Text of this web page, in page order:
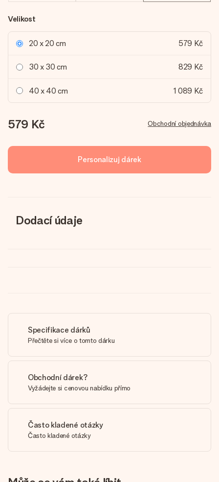
Velikost
20 x 20 cm 579 Kč
30 x 30 cm 829 Kč
40 x 40 cm 1 089 Kč
579 Kč Obchodní objednávka
Personalizuj dárek
Dodací údaje
Specifikace dárků
Přečtěte si více o tomto dárku
Obchodní dárek?
Vyžádejte si cenovou nabídku přímo
Často kladené otázky
Často kladené otázky